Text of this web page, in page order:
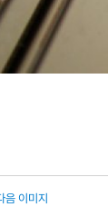
음 이미지